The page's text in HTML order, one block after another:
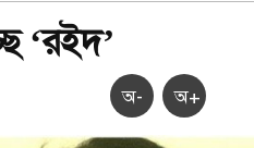
‘রইদ’
অ- অ+